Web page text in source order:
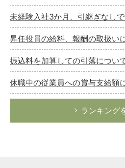
未経験入社3か月、引継ぎなし
昇任役員の給料、報酬の取扱い
振込料を加算しての引落につい
休職中の従業員への賞与支給額
ランキング